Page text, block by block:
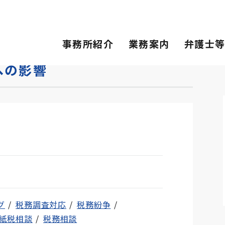
事務所紹介 業務案内 弁護士
影響
税務調査対応
税務紛争
税相談
税務相談